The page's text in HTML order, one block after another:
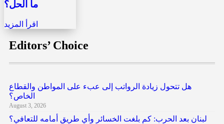
ما الحل؟
اقرأ المزيد
Editors’ Choice
هل تتحول زيادة الرواتب إلى عبء على المواطن والقطاع
الخاص؟
August 3, 2026
لبنان بعد الحرب: كم بلغت الخسائر وأي طريق أمامه للتعافي؟